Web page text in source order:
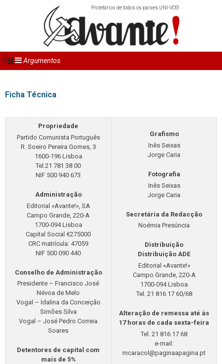
Proletários de todos os países UNI-VOS!
Argumentos
Ficha Técnica
Propriedade
Partido Comunista Português
R. Soeiro Pereira Gomes, 3
1600-196 Lisboa
Tel.21 781 38 00
NIF 500 940 673
Administração
Editorial «Avante!», SA
Campo Grande, 220-A
1700-094 Lisboa
Capital Social €275000
CRC matrícula: 47059
NIF 500 090 440
Conselho de Administração
Presidente – Francisco José
Névoa de Melo
Vogal – Idalina da Conceição
Simões Silva
Vogal – José Pedro Correia
Soares
Detentores de capital com
mais de 5%
Grafismo
Inês Seixas
Jorge Caria
Fotografia
Inês Seixas
Jorge Caria
Secretária da Redacção
Noémia Presúncia
Distribuição
Distribuição ADE
Editorial «Avante!»
Campo Grande, 220-A
1700-094 Lisboa
Tel. 21 816 17 60/68
Alteração de remessa até às
17 horas de cada sexta-feira
Tel. 21 816 17 68
e-mail:
mcaracol@paginaapagina.pt